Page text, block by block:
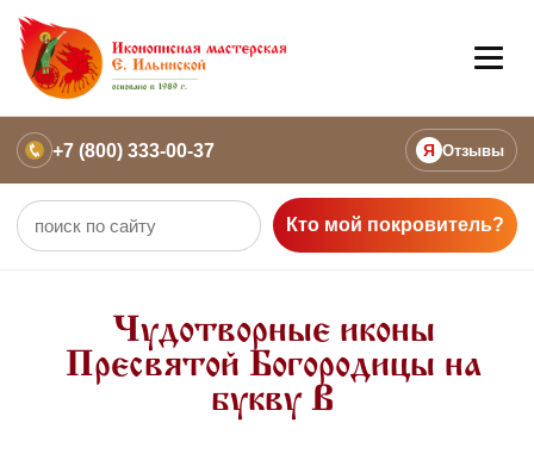
+7 (800) 333-00-37 Я Отзывы
Кто мой покровитель?
Чудотворные иконы
Пресвятой Богородицы на
букву В